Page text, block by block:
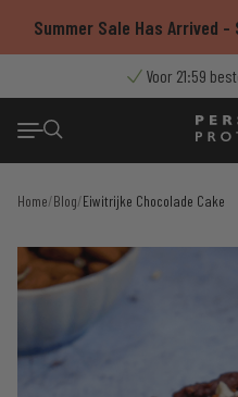
Summer Sale Has Arrived -
9.4/10 uit
Gratis
Voor 21:59
Home/Blog/Eiwitrijke Chocolade Cake